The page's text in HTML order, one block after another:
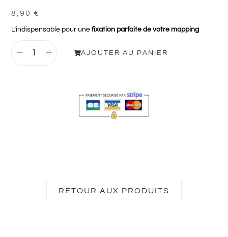
8,90 €
L’indispensable pour unefixation parfaite de votre mapping
AJOUTER AU PANIER
RETOUR AUX PRODUITS